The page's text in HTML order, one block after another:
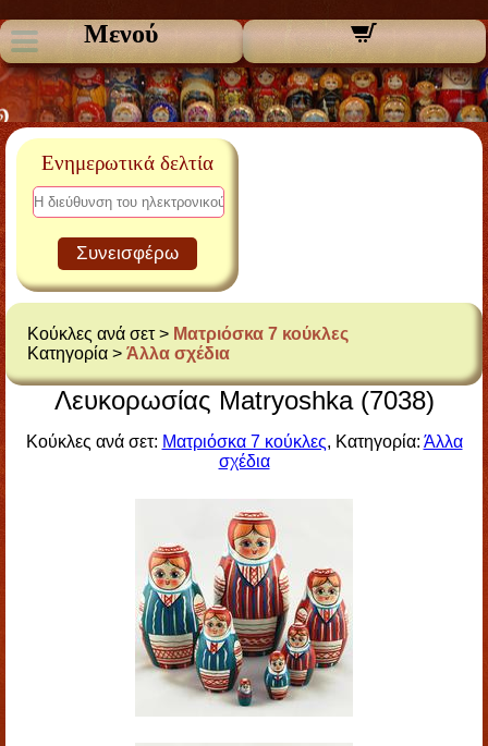
Μενού
Ενημερωτικά δελτία
Συνεισφέρω
Κούκλες ανά σετ > Ματριόσκα 7 κούκλες
Κατηγορία > Άλλα σχέδια
Λευκορωσίας Matryoshka (7038)
Κούκλες ανά σετ: Ματριόσκα 7 κούκλες, Κατηγορία: Άλλα
σχέδια